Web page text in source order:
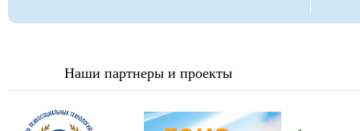
Наши партнеры и проекты